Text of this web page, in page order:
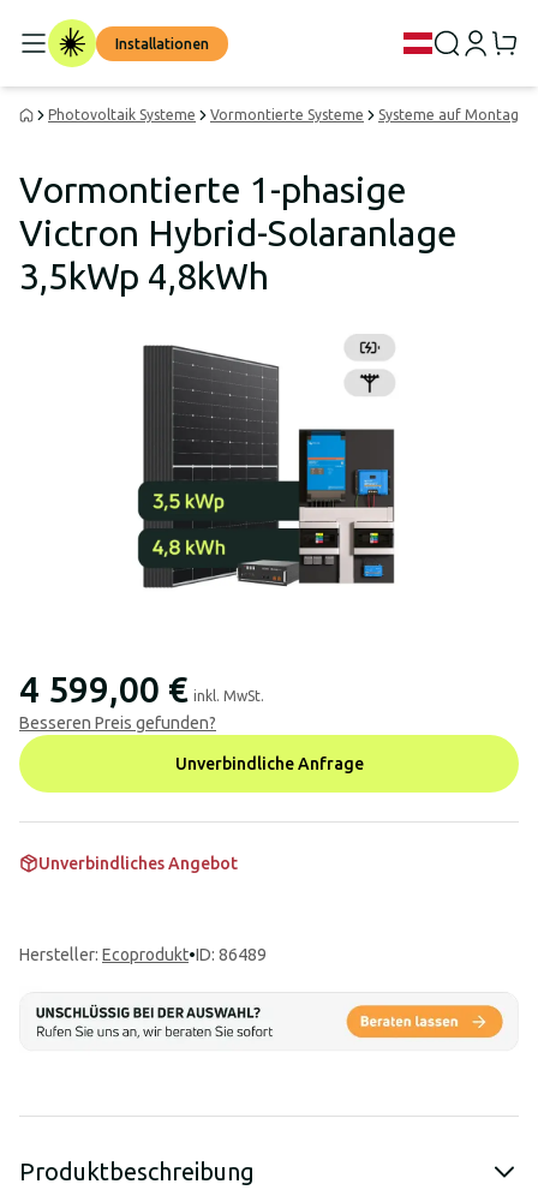
Installationen
Photovoltaik Systeme Vormontierte Systeme Systeme auf
Vormontierte 1-phasige
Victron Hybrid-Solaranlage
3,5kWp 4,8kWh
4 599,00 € inkl. MwSt.
Besseren Preis gefunden?
Unverbindliche Anfrage
Unverbindliches Angebot
Hersteller: Ecoprodukt•ID: 86489
Produktbeschreibung